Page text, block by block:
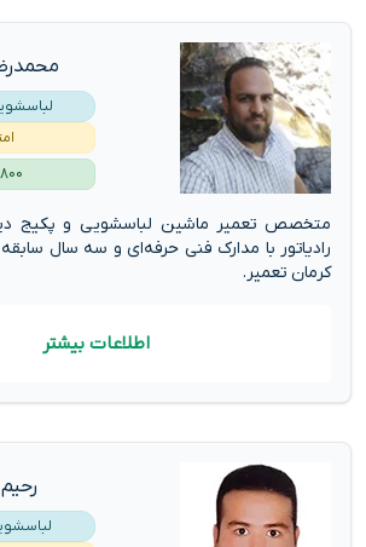
800+ سرویس
متخصص تعمیر ماشین لباسشویی و پکیج
رادیاتور با مدارک فنی حرفه‌ای و سه سال
کرمان تعمیر.
اطلاعات بیشتر